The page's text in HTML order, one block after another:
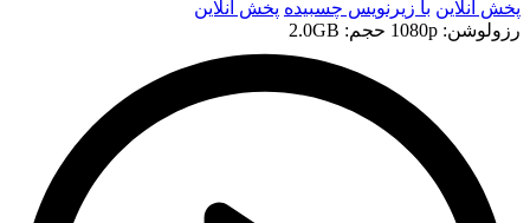
پخش آنلاین با زیرنویس چسبیده پخش آنلاین
رزولوشن: 1080p
حجم: 2.0GB